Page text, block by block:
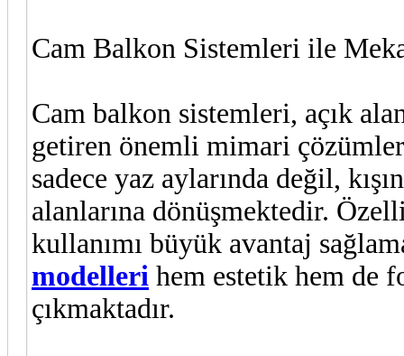
Cam Balkon Sistemleri ile
Cam balkon sistemleri, açık
getiren önemli mimari
sadece yaz aylarında değil,
alanlarına dönüşmektedir.
kullanımı büyük avantaj
modelleri hem estetik hem de
çıkmaktadır.